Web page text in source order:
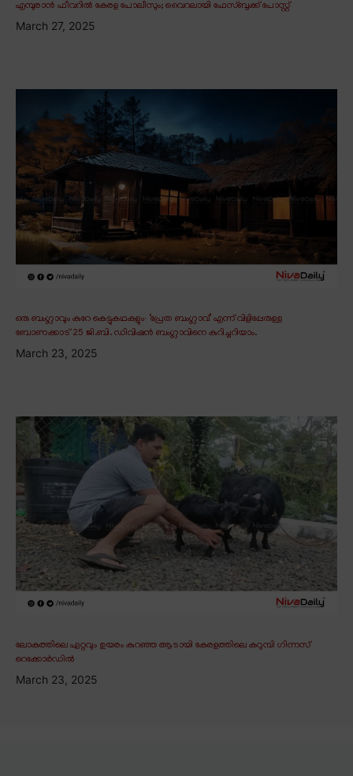
എമ്പുരാൻ ഫീവറിൽ കേരള പോലീസും; വൈറലായി ഫേസ്ബുക്ക് പോസ്റ്റ്
March 27, 2025
ഒരു ബംഗ്ലാവും കുറേ കെട്ടുകഥകളും∙ ‘പ്രേത ബംഗ്ലാവ്’ എന്ന് വിളിപ്പേരുള്ള
ബോണക്കാട് 25 ജി.ബി. ഡിവിഷൻ ബംഗ്ലാവിനെ കുറിച്ചറിയാം.
March 23, 2025
ലോകത്തിലെ ഏറ്റവും ഉയരം കുറഞ്ഞ ആടായി കേരളത്തിലെ കറുമ്പി ഗിന്നസ്
റെക്കോർഡിൽ
March 23, 2025